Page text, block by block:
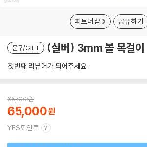
파트너샵 공유하기
문구/GIFT (실버) 3mm 볼 목걸이
첫번째 리뷰어가 되어주세요
65,000원
65,000
YES포인트